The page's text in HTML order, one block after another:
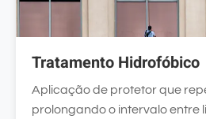
Tratamento Hidrofóbico
Aplicação de protetor que
prolongando o intervalo entre